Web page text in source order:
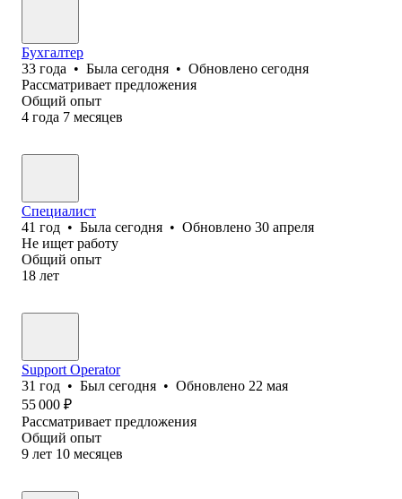
Бухгалтер
33 года • Была сегодня • Обновлено сегодня
Рассматривает предложения
Общий опыт
4 года 7 месяцев
Специалист
41 год • Была сегодня • Обновлено 30 апреля
Не ищет работу
Общий опыт
18 лет
Support Operator
31 год • Был сегодня • Обновлено 22 мая
55 000 ₽
Рассматривает предложения
Общий опыт
9 лет 10 месяцев